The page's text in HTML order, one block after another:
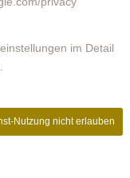
im Detail
Nutzung nicht erlauben